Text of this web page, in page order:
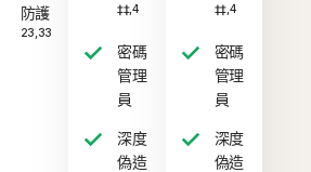
防護
23,33
‡‡,4
密碼
管理
員
深度
偽造
‡‡,4
密碼
管理
員
深度
偽造